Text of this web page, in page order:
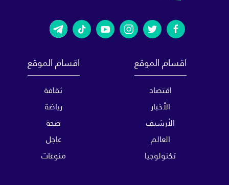
اقسام الموقع
اقتصاد
الأخبار
الأرشيف
العالم
تكنولوجيا
اقسام الموقع
ثقافة
رياضة
صحة
عاجل
منوعات